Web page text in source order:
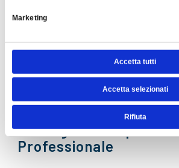
Marketing
Accetta tutti
Accetta selezionati
Rifiuta
Rassegna Stampa: La
Professionale